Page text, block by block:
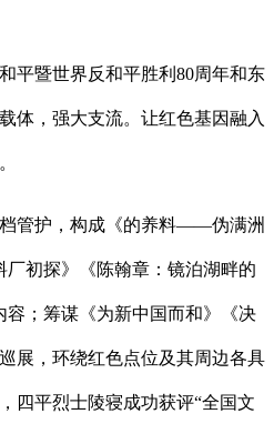
暨世界反和平胜利80周年和东
体，强大支流。让红色基因融入
管护，构成《的养料——伪满洲
厂初探》《陈翰章：镜泊湖畔的
容；筹谋《为新中国而和》《决
展，环绕红色点位及其周边各具
四平烈士陵寝成功获评“全国文